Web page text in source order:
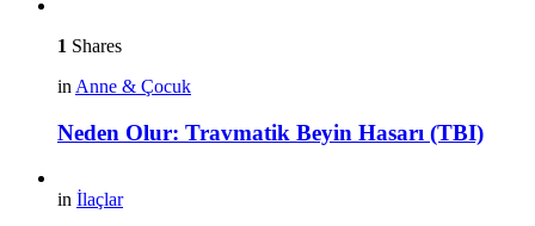
1 Shares
in Anne & Çocuk
Neden Olur: Travmatik Beyin Hasarı (TBI)
in İlaçlar